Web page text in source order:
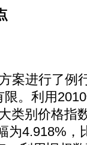
进行了例
。利用
类别价格指
为4.918%，